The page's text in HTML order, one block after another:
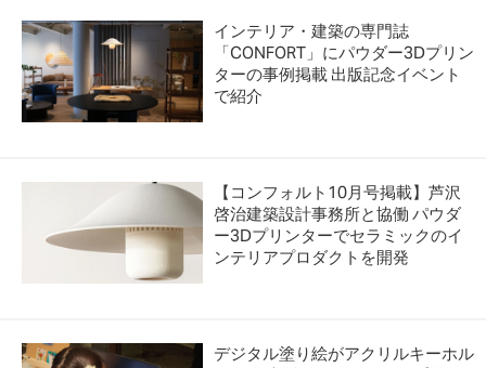
インテリア・建築の専門誌
「CONFORT」にパウダー3Dプリン
ターの事例掲載 出版記念イベント
で紹介
【コンフォルト10月号掲載】芦沢
啓治建築設計事務所と協働 パウダ
ー3Dプリンターでセラミックのイ
ンテリアプロダクトを開発
デジタル塗り絵がアクリルキーホル